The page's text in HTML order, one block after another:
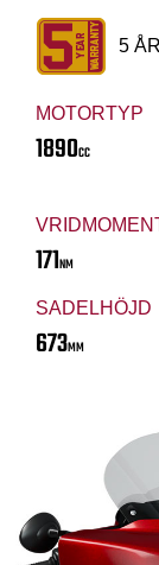
MOTORTYP
1890CC
171NM
SADELHÖJD
673MM
5